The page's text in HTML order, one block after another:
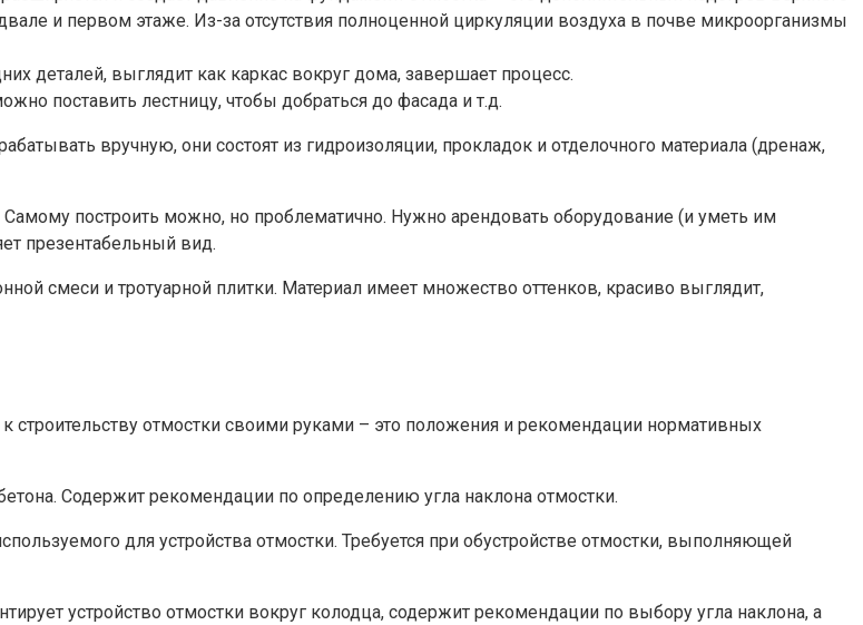
и первом этаже. Из-за отсутствия полноценной циркуляции воздуха в почве микроорганизмы
деталей, выглядит как каркас вокруг дома, завершает процесс.
поставить лестницу, чтобы добраться до фасада и т.д.
вручную, они состоят из гидроизоляции, прокладок и отделочного материала (дренаж,
построить можно, но проблематично. Нужно арендовать оборудование (и уметь им
презентабельный вид.
смеси и тротуарной плитки. Материал имеет множество оттенков, красиво выглядит,
строительству отмостки своими руками – это положения и рекомендации нормативных
Содержит рекомендации по определению угла наклона отмостки.
для устройства отмостки. Требуется при обустройстве отмостки, выполняющей
устройство отмостки вокруг колодца, содержит рекомендации по выбору угла наклона, а